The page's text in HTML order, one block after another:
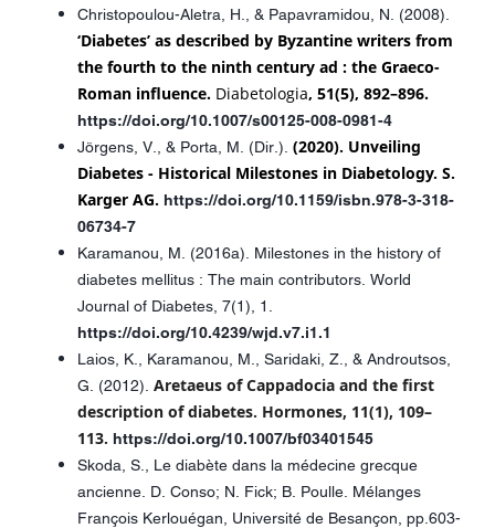
Christopoulou-Aletra, H., & Papavramidou, N. (2008).
‘Diabetes’ as described by Byzantine writers from
the fourth to the ninth century ad : the Graeco-
Roman influence. Diabetologia, 51(5), 892–896.
https://doi.org/10.1007/s00125-008-0981-4
Jörgens, V., & Porta, M. (Dir.). (2020). Unveiling
Diabetes - Historical Milestones in Diabetology. S.
Karger AG. https://doi.org/10.1159/isbn.978-3-318-
06734-7
Karamanou, M. (2016a). Milestones in the history of
diabetes mellitus : The main contributors. World
Journal of Diabetes, 7(1), 1.
https://doi.org/10.4239/wjd.v7.i1.1
Laios, K., Karamanou, M., Saridaki, Z., & Androutsos,
G. (2012). Aretaeus of Cappadocia and the first
description of diabetes. Hormones, 11(1), 109–
113. https://doi.org/10.1007/bf03401545
Skoda, S., Le diabète dans la médecine grecque
ancienne. D. Conso; N. Fick; B. Poulle. Mélanges
François Kerlouégan, Université de Besançon, pp.603-